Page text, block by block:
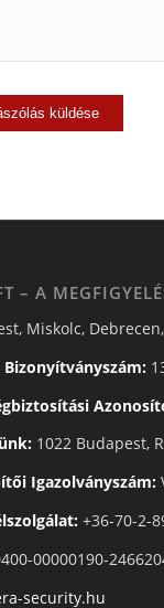
– A
Miskolc,
1022 Budapest,
Igazolványszám:
+36-70-2-
00000190-
security.hu